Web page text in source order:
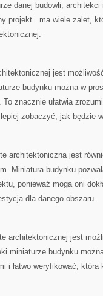
danej budowli,⁤ architekci
projekt. ⁣ ma wiele‍ zalet,
‍jest
budynku można w​
znacznie ułatwia
zobaczyć,⁣ jak‌ będzie
architektoniczna jest
Miniatura​ budynku‍
ponieważ mogą oni‍
dla ​danego obszaru.
architektonicznej jest
miniaturze ⁤budynku‍
i łatwo weryfikować,